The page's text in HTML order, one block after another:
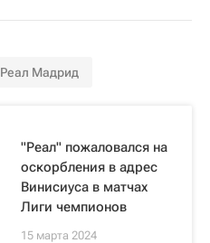
Реал Мадрид
"Реал" пожаловался на
оскорбления в адрес
Винисиуса в матчах
Лиги чемпионов
15 марта 2024